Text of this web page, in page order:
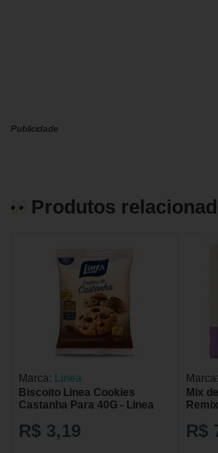
Publicidade
Produtos
Marca: Linea
Biscoito Linea Cookies
Castanha Para 40G - Linea
R$ 3,19
Marca:
Mix
com
R$